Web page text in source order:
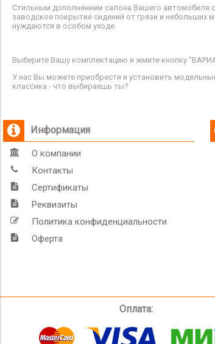
Стильным дополнением салона Вашего автомобиля
заводское покрытие сидений от грязи и небольших
нуждаются в особом уходе.
Выберите Вашу комплектацию и жмите кнопку
У нас Вы можете приобрести и установить
классика - что выбираешь ты?
Информация
О компании
Контакты
Сертификаты
Реквизиты
Политика конфиденциальности
Оферта
Оплата: